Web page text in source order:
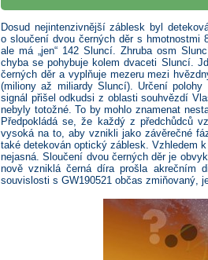
Dosud nejintenzivnější záblesk byl
o sloučení dvou černých děr s hmotnostmi
ale má „jen“ 142 Sluncí. Zhruba osm
chyba se pohybuje kolem dvaceti Sluncí.
černých děr a vyplňuje mezeru mezi
(miliony až miliardy Sluncí). Určení
signál přišel odkudsi z oblasti souhvězdí
nebyly totožné. To by mohlo znamenat
Předpokládá se, že každý z předchůdců
vysoká na to, aby vznikli jako závěrečné
také detekován optický záblesk. Vzhledem
nejasná. Sloučení dvou černých děr je
nově vzniklá černá díra prošla
souvislosti s GW190521 občas zmiňovaný,